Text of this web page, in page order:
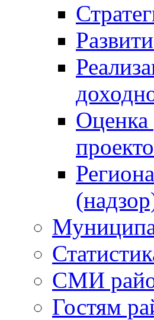
Оценка
СМИ
Гостям